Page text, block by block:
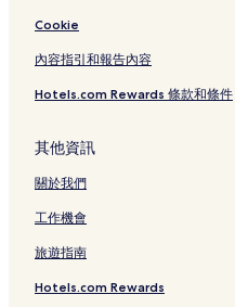
Cookie
內容指引和報告內容
Hotels.com Rewards 條款和條件
其他資訊
關於我們
工作機會
旅遊指南
Hotels.com Rewards